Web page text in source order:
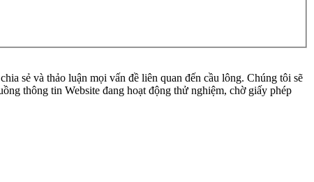
sẻ và thảo luận mọi vấn đề liên quan đến cầu lông. Chúng tôi sẽ
thông tin Website đang hoạt động thử nghiệm, chờ giấy phép